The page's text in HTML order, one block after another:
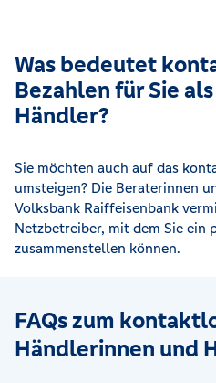
Was bedeutet
Bezahlen für Sie
Händler?
Sie möchten auch auf das
umsteigen? Die Beraterinnen
Volksbank Raiffeisenbank
Netzbetreiber, mit dem Sie ein
zusammenstellen können.
FAQs zum
Händlerinnen und